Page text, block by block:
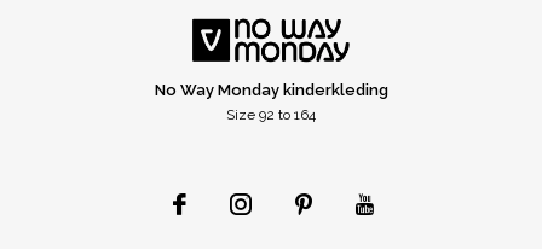
No Way Monday kinderkleding
Size 92 to 164